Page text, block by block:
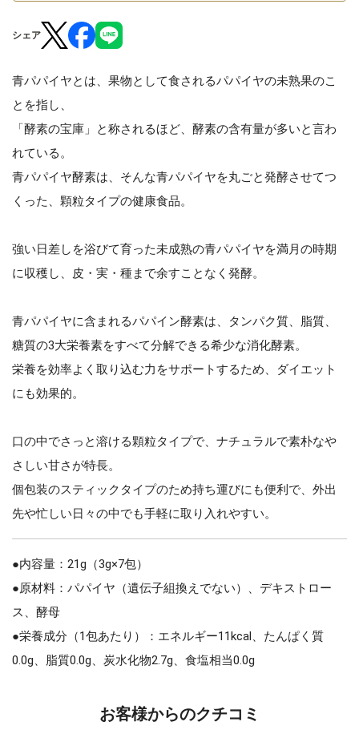
シェア
青パパイヤとは、果物として食されるパパイヤの未熟果のこ
とを指し、
「酵素の宝庫」と称されるほど、酵素の含有量が多いと言わ
れている。
青パパイヤ酵素は、そんな青パパイヤを丸ごと発酵させてつ
くった、顆粒タイプの健康食品。
強い日差しを浴びて育った未成熟の青パパイヤを満月の時期
に収穫し、皮・実・種まで余すことなく発酵。
青パパイヤに含まれるパパイン酵素は、タンパク質、脂質、
糖質の3大栄養素をすべて分解できる希少な消化酵素。
栄養を効率よく取り込む力をサポートするため、ダイエット
にも効果的。
口の中でさっと溶ける顆粒タイプで、ナチュラルで素朴なや
さしい甘さが特長。
個包装のスティックタイプのため持ち運びにも便利で、外出
先や忙しい日々の中でも手軽に取り入れやすい。
●内容量：21g（3g×7包）
●原材料：パパイヤ（遺伝子組換えでない）、デキストロー
ス、酵母
●栄養成分（1包あたり）：エネルギー11kcal、たんぱく質
0.0g、脂質0.0g、炭水化物2.7g、食塩相当0.0g
お客様からのクチコミ